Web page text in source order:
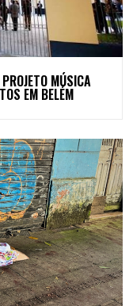
MÚSICA
EM BELÉM